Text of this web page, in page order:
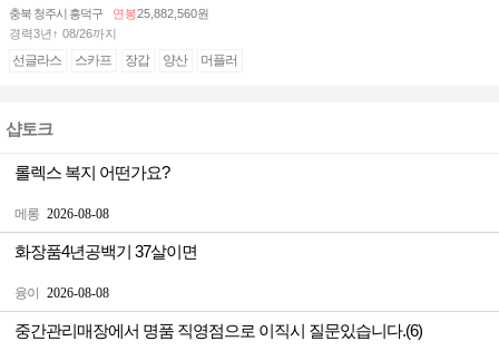
충북 청주시 흥덕구 연봉25,882,560원
경력3년↑ 08/26까지
선글라스 스카프 장갑 양산 머플러
샵토크
메롱 2026-08-08
롤렉스 복지 어떤가요?
융이 2026-08-08
화장품4년공백기 37살이면
중간관리매장에서 명품 직영점으로 이직시 질문있습니다.(6)